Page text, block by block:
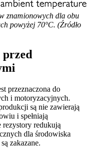
znamionowych dla obu
powyżej 70°C. (Źródło
przed
przeznaczona do
i motoryzacyjnych.
są nie zawierają
i spełniają
redukują
dla środowiska
zakazane.